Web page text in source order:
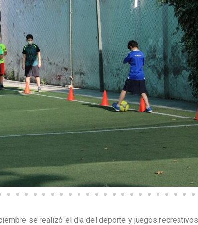
se realizó el día del deporte y juegos recreativos